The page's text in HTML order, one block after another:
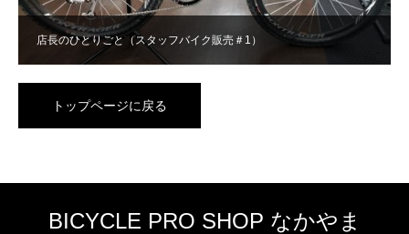
店長のひとりごと（スタッフバイク販売＃1）
トップページに戻る
BICYCLE PRO SHOP なかやま